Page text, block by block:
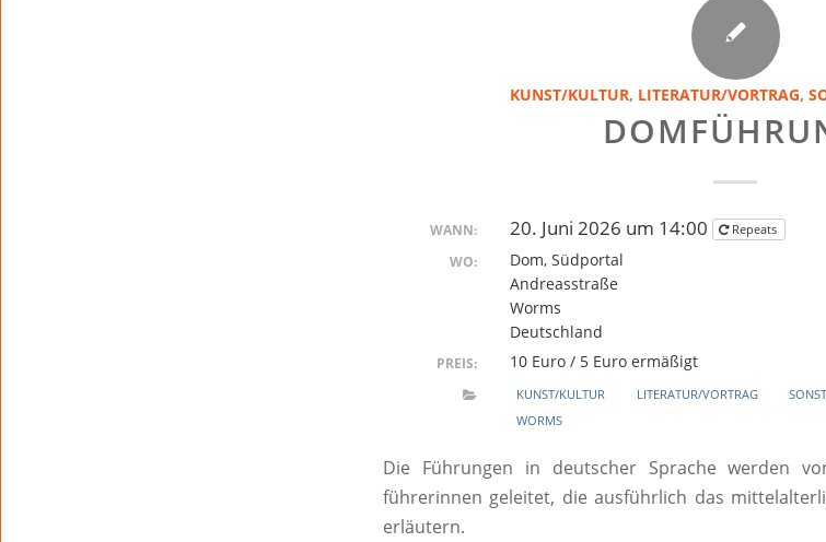
KUNST/KULTUR, LITERATUR/VORTRAG,
WANN: 20. Juni 2026 um 14:00 Repeats
WO:
Dom, Südportal
Andreasstraße
Worms
Deutschland
PREIS: 10 Euro / 5 Euro ermäßigt
KUNST/KULTUR LITERATUR/VORTRAG
WORMS
Die Führungen in deutscher Sprache werden
führerinnen geleitet, die ausführlich das
erläutern.